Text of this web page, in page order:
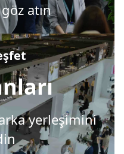
atın
yerleşimini